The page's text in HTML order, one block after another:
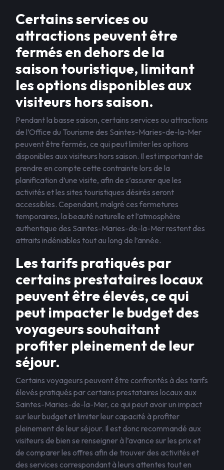
Certains services ou
attractions peuvent être
fermés en dehors de la
saison touristique, limitant
les options disponibles aux
visiteurs hors saison.
Pendant la basse saison, certains services ou attractions
de l’Office du Tourisme des Saintes-Maries-de-la-Mer
peuvent être fermés, ce qui peut limiter les options
disponibles aux visiteurs hors saison. Il est important de
prendre en compte cette contrainte lors de la
planification d’une visite, afin de s’assurer que les
activités et les sites touristiques désirés seront
accessibles. Cependant, malgré ces fermetures
temporaires, la beauté naturelle et l’atmosphère
authentique des Saintes-Maries-de-la-Mer restent des
attraits indéniables tout au long de l’année.
Les tarifs pratiqués par
certains prestataires locaux
peuvent être élevés, ce qui
peut impacter le budget des
voyageurs souhaitant
profiter pleinement de leur
séjour.
Certains voyageurs peuvent être confrontés à des tarifs
élevés pratiqués par certains prestataires locaux aux
Saintes-Maries-de-la-Mer, ce qui peut avoir un impact
sur leur budget et limiter leur capacité à profiter
pleinement de leur séjour. Il est donc recommandé aux
visiteurs de bien se renseigner à l’avance sur les prix et
de comparer les offres afin de trouver des activités et
des services correspondant à leurs attentes tout en